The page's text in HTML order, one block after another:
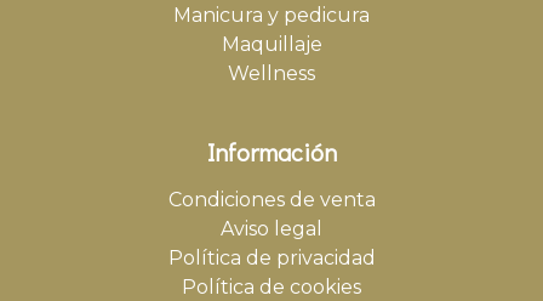
Manicura y pedicura
Maquillaje
Wellness
Información
Condiciones de venta
Aviso legal
Política de privacidad
Política de cookies